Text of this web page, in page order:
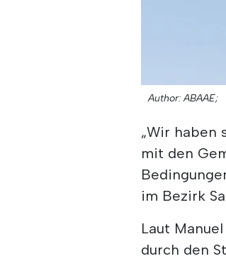
Author: ABAAE;
„Wir haben
mit den
im Bezirk
Laut
durch den